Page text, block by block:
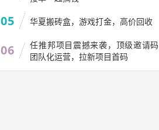
05 华夏搬砖盒，游戏打金，高价回收
06
任推邦项目震撼来袭，顶级邀请码
团队化运营，拉新项目首码